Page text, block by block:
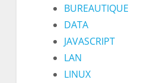
BUREAUTIQUE
DATA
JAVASCRIPT
LAN
LINUX